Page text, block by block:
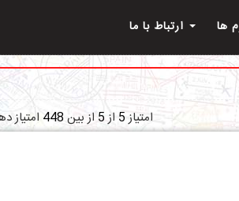
امتیاز5 از5 از بین 448امتیاز